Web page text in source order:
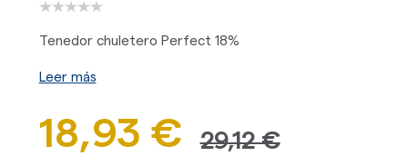
Tenedor chuletero Perfect 18%
Leer más
18,93 € 29,12 €